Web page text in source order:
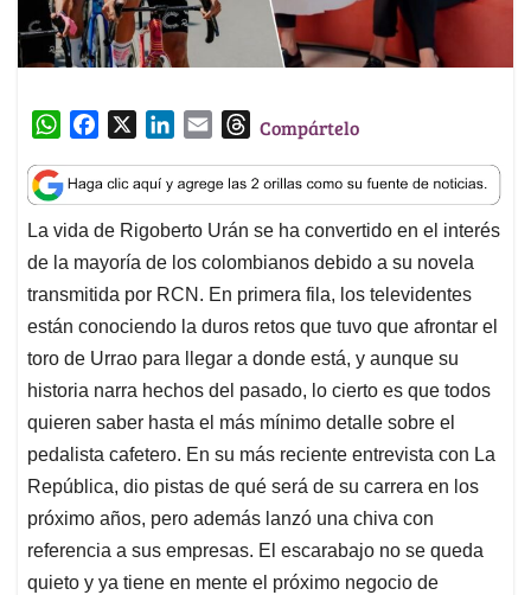
W
a
t
s
A
p
p
c
e
b
o
o
k
n
k
e
d
I
n
a
i
l
T
r
e
a
d
s
Compártelo
La vida de Rigoberto Urán se ha convertido en el interés
de la mayoría de los colombianos debido a su novela
transmitida por RCN. En primera fila, los televidentes
están conociendo la duros retos que tuvo que afrontar el
toro de Urrao para llegar a donde está, y aunque su
historia narra hechos del pasado, lo cierto es que todos
quieren saber hasta el más mínimo detalle sobre el
pedalista cafetero. En su más reciente entrevista con La
República, dio pistas de qué será de su carrera en los
próximo años, pero además lanzó una chiva con
referencia a sus empresas. El escarabajo no se queda
quieto y ya tiene en mente el próximo negocio de